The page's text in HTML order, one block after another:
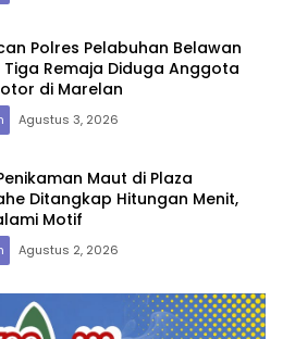
Polres Pelabuhan Belawan
Tiga Remaja Diduga Anggota
di Marelan
Agustus 3, 2026
Maut di Plaza
Ditangkap Hitungan Menit,
Motif
Agustus 2, 2026